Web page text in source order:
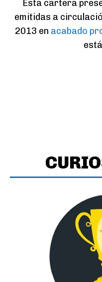
Esta cartera
emitidas a
2013 en acabado